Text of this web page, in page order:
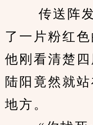
了一片粉红
他刚看清楚四
陆阳竟然就
地方。